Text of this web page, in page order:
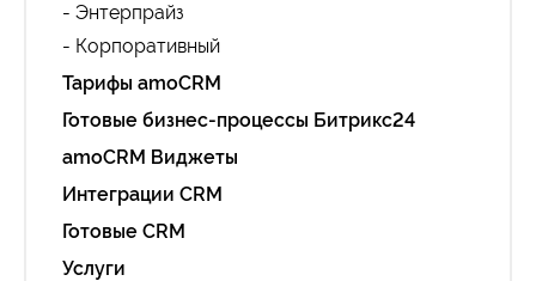
- Энтерпрайз
- Корпоративный
Тарифы amoCRM
Готовые бизнес-процессы Битрикс24
amoCRM Виджеты
Интеграции CRM
Готовые CRM
Услуги